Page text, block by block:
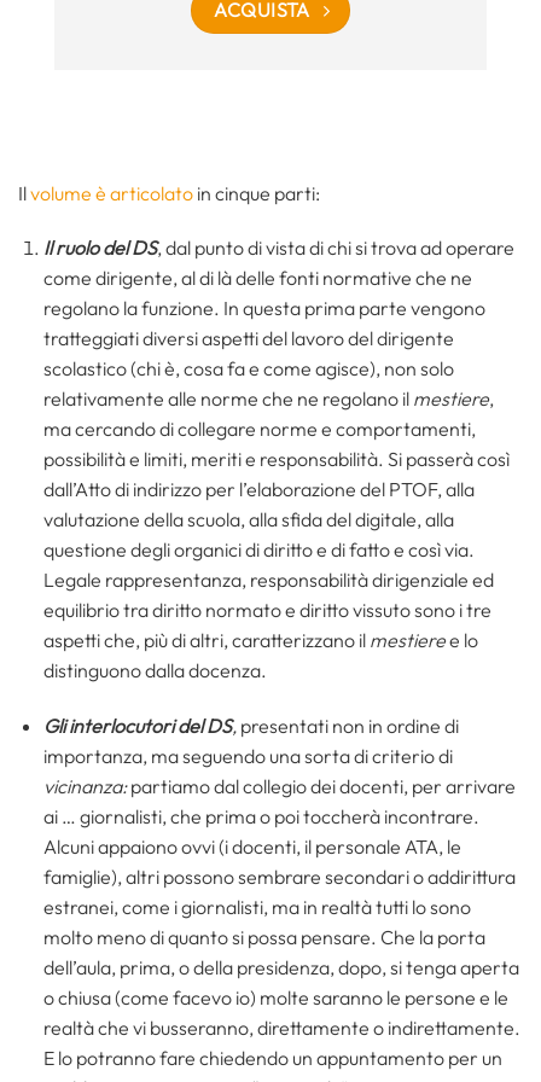
ACQUISTA
Ilvolume è articolato in cinque parti:
Il ruolo del DS, dal punto di vista di chi si trova ad operare
come dirigente, al di là delle fonti normative che ne
regolano la funzione. In questa prima parte vengono
tratteggiati diversi aspetti del lavoro del dirigente
scolastico (chi è, cosa fa e come agisce), non solo
relativamente alle norme che ne regolano il mestiere,
ma cercando di collegare norme e comportamenti,
possibilità e limiti, meriti e responsabilità. Si passerà così
dall’Atto di indirizzo per l’elaborazione del PTOF, alla
valutazione della scuola, alla sfida del digitale, alla
questione degli organici di diritto e di fatto e così via.
Legale rappresentanza, responsabilità dirigenziale ed
equilibrio tra diritto normato e diritto vissuto sono i tre
aspetti che, più di altri, caratterizzano il mestieree lo
distinguono dalla docenza.
Gli interlocutori del DS, presentati non in ordine di
importanza, ma seguendo una sorta di criterio di
vicinanza:partiamo dal collegio dei docenti, per arrivare
ai … giornalisti, che prima o poi toccherà incontrare.
Alcuni appaiono ovvi (i docenti, il personale ATA, le
famiglie), altri possono sembrare secondari o addirittura
estranei, come i giornalisti, ma in realtà tutti lo sono
molto meno di quanto si possa pensare. Che la porta
dell’aula, prima, o della presidenza, dopo, si tenga aperta
o chiusa (come facevo io) molte saranno le persone e le
realtà che vi busseranno, direttamente o indirettamente.
E lo potranno fare chiedendo un appuntamento per un